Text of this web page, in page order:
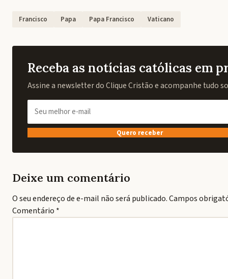
Francisco Papa Papa Francisco Vaticano
Receba as notícias católicas em
Assine a newsletter do Clique Cristão e acompanhe tudo
Quero receber
Deixe um comentário
O seu endereço de e-mail não será publicado.Campos
Comentário *